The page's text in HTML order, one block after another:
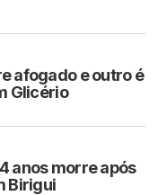
afogado e outro é
Glicério
anos morre após
Birigui